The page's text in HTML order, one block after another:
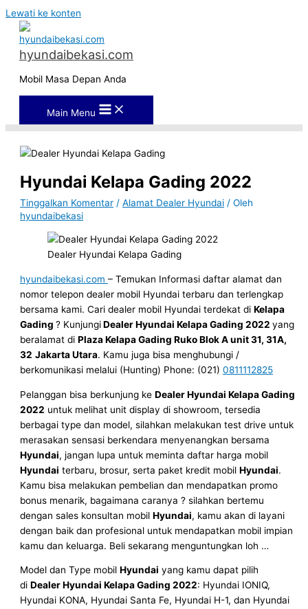
Lewati ke konten
hyundaibekasi.com
Mobil Masa Depan Anda
Main Menu
Hyundai Kelapa Gading 2022
Tinggalkan Komentar /Alamat Dealer Hyundai / Oleh
hyundaibekasi
Dealer Hyundai Kelapa Gading
hyundaibekasi.com– Temukan Informasi daftar alamat dan
nomor telepon dealer mobil Hyundai terbaru dan terlengkap
bersama kami. Cari dealer mobil Hyundai terdekat diKelapa
Gading? KunjungiDealer Hyundai Kelapa Gading 2022yang
beralamat diPlaza Kelapa Gading Ruko Blok A unit 31, 31A,
32 Jakarta Utara. Kamu juga bisa menghubungi /
berkomunikasi melalui (Hunting) Phone: (021)0811112825
Pelanggan bisa berkunjung keDealer HyundaiKelapa Gading
2022 untuk melihat unit display di showroom, tersedia
berbagai type dan model, silahkan melakukan test drive untuk
merasakan sensasi berkendara menyenangkan bersama
Hyundai, jangan lupa untuk meminta daftar harga mobil
Hyundai terbaru, brosur, serta paket kredit mobilHyundai.
Kamu bisa melakukan pembelian dan mendapatkan promo
bonus menarik, bagaimana caranya ? silahkan bertemu
dengan sales konsultan mobilHyundai, kamu akan di layani
dengan baik dan profesional untuk mendapatkan mobil impian
kamu dan keluarga. Beli sekarang menguntungkan loh …
Model dan Type mobilHyundai yang kamu dapat pilih
diDealer Hyundai Kelapa Gading 2022: Hyundai IONIQ,
Hyundai KONA, Hyundai Santa Fe, Hyundai H-1, dan Hyundai